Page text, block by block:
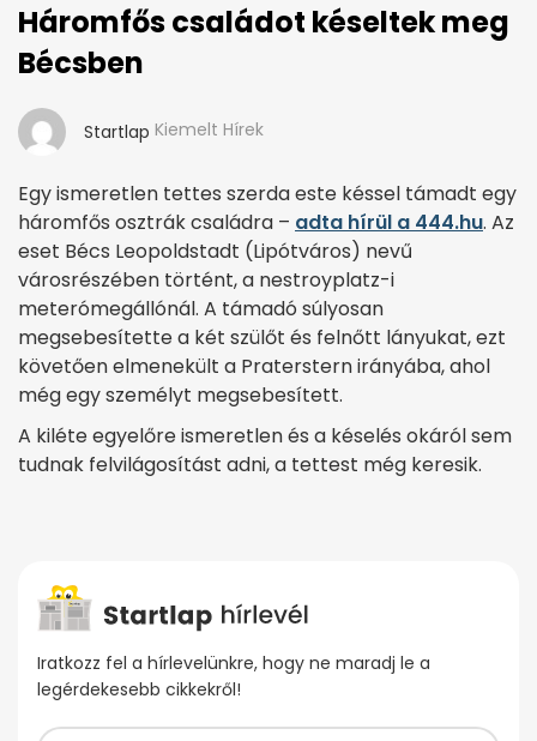
Háromfős családot késeltek meg
Bécsben
Startlap Kiemelt Hírek
Egy ismeretlen tettes szerda este késsel támadt egy
háromfős osztrák családra – adta hírül a 444.hu. Az
eset Bécs Leopoldstadt (Lipótváros) nevű
városrészében történt, a nestroyplatz-i
meterómegállónál. A támadó súlyosan
megsebesítette a két szülőt és felnőtt lányukat, ezt
követően elmenekült a Praterstern irányába, ahol
még egy személyt megsebesített.
A kiléte egyelőre ismeretlen és a késelés okáról sem
tudnak felvilágosítást adni, a tettest még keresik.
Iratkozz fel a hírlevelünkre, hogy ne maradj le a
legérdekesebb cikkekről!